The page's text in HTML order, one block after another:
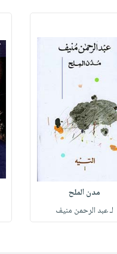
مدن الملح
لـ عبد الرحمن منيف